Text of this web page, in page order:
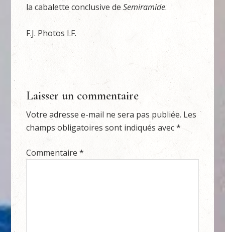
la cabalette conclusive deSemiramide.
F.J. Photos I.F.
Laisser un commentaire
Votre adresse e-mail ne sera pas publiée. Les
champs obligatoires sont indiqués avec*
Commentaire*